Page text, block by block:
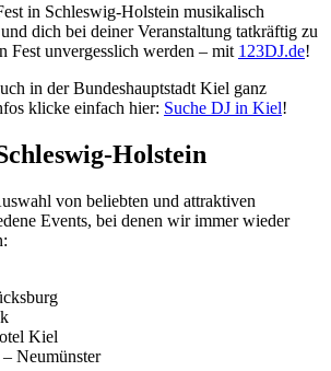
in Schleswig-Holstein musikalisch
dich bei deiner Veranstaltung tatkräftig zu
Fest unvergesslich werden – mit 123DJ.de!
in der Bundeshauptstadt Kiel ganz
klicke einfach hier: Suche DJ in Kiel!
Holstein
von beliebten und attraktiven
Events, bei denen wir immer wieder
Kiel
Neumünster